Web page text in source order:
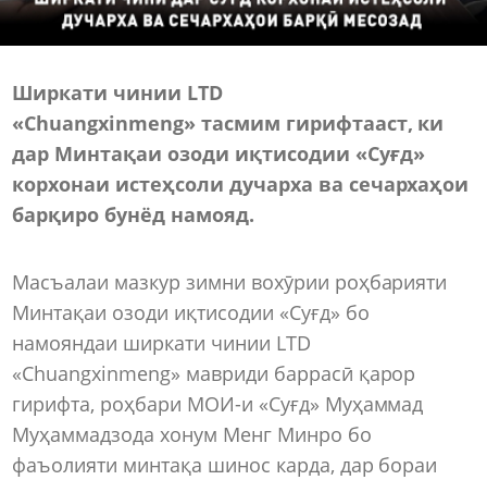
Ширкати чинии LTD
«Chuangxinmeng» тасмим гирифтааст, ки
дар Минтақаи озоди иқтисодии «Суғд»
корхонаи истеҳсоли дучарха ва сечархаҳои
барқиро бунёд намояд.
Масъалаи мазкур зимни вохӯрии роҳбарияти
Минтақаи озоди иқтисодии «Суғд» бо
намояндаи ширкати чинии LTD
«Chuangxinmeng» мавриди баррасӣ қарор
гирифта, роҳбари МОИ-и «Суғд» Муҳаммад
Муҳаммадзода хонум Менг Минро бо
фаъолияти минтақа шинос карда, дар бораи